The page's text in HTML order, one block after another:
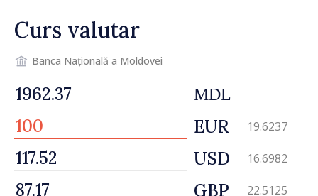
Curs valutar
Banca Națională a Moldovei
MDL
EUR 19.6237
USD 16.6982
GBP 22.5125